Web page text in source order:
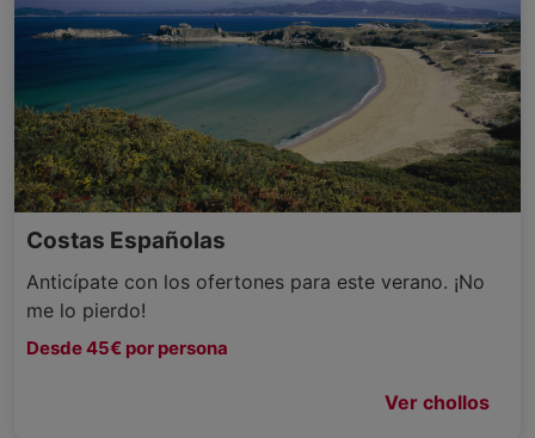
Costas Españolas
Anticípate con los ofertones para este verano. ¡No
me lo pierdo!
Desde 45€ por persona
Ver chollos